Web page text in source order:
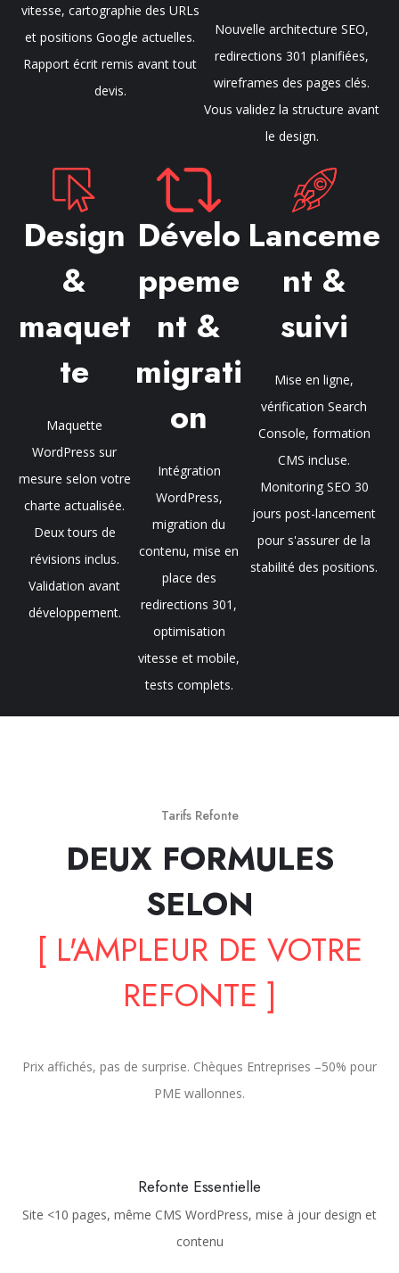
vitesse, cartographie des URLs
et positions Google actuelles.
Rapport écrit remis avant tout
devis.
Nouvelle architecture SEO,
redirections 301 planifiées,
wireframes des pages clés.
Vous validez la structure avant
le design.
Design
&
maquet
te
Maquette
WordPress sur
mesure selon votre
charte actualisée.
Deux tours de
révisions inclus.
Validation avant
développement.
Dévelo
ppeme
nt &
migrati
on
Intégration
WordPress,
migration du
contenu, mise en
place des
redirections 301,
optimisation
vitesse et mobile,
tests complets.
Lanceme
nt &
suivi
Mise en ligne,
vérification Search
Console, formation
CMS incluse.
Monitoring SEO 30
jours post-lancement
pour s'assurer de la
stabilité des positions.
Tarifs Refonte
DEUX FORMULES
SELON
[ L'AMPLEUR DE VOTRE
REFONTE ]
Prix affichés, pas de surprise. Chèques Entreprises –50% pour
PME wallonnes.
Refonte Essentielle
Site <10 pages, même CMS WordPress, mise à jour design et
contenu